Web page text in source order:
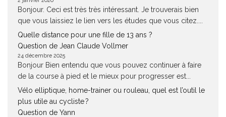
Bonjour. Ceci est très très intéressant. Je trouverais bien
que vous laissiez le lien vers les études que vous citez....
Quelle distance pour une fille de 13 ans ?
Question de Jean Claude Vollmer
24 décembre 2025
Bonjour Bien entendu que vous pouvez continuer à faire
de la course à pied et le mieux pour progresser est...
Vélo elliptique, home-trainer ou rouleau, quel est l’outil le
plus utile au cycliste ?
Question de Yann